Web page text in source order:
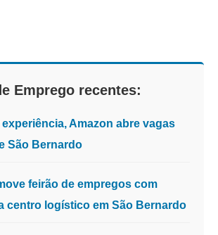
Emprego recentes:
Amazon abre vagas
São Bernardo
feirão de empregos com
centro logístico em São Bernardo